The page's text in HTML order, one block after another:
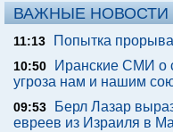
ВАЖНЫЕ НОВОСТИ
11:13 Попытка
10:50
Иранские СМИ о
угроза нам и нашим
09:53
Берл Лазар
евреев из Израиля в